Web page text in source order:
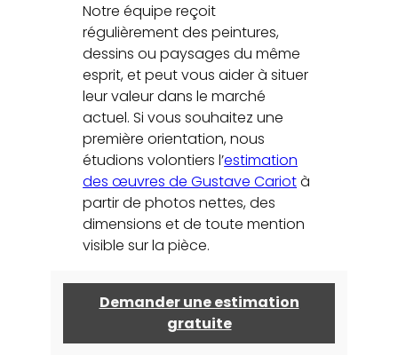
Notre équipe reçoit
régulièrement des peintures,
dessins ou paysages du même
esprit, et peut vous aider à situer
leur valeur dans le marché
actuel. Si vous souhaitez une
première orientation, nous
étudions volontiers l’estimation
des œuvres de Gustave Cariotà
partir de photos nettes, des
dimensions et de toute mention
visible sur la pièce.
Demander une estimation
gratuite